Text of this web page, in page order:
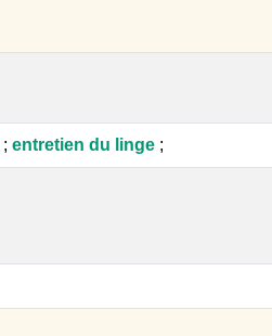
; entretien du linge ;